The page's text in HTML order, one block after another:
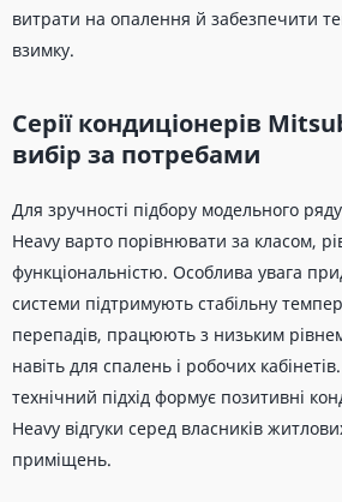
витрати на опалення й забезпечити
взимку.
Серії кондиціонерів
вибір за потребами
Для зручності підбору модельного
Heavy варто порівнювати за класом,
функціональністю. Особлива увага
системи підтримують стабільну
перепадів, працюють з низьким
навіть для спалень і робочих
технічний підхід формує позитивні
Heavy відгуки серед власників
приміщень.